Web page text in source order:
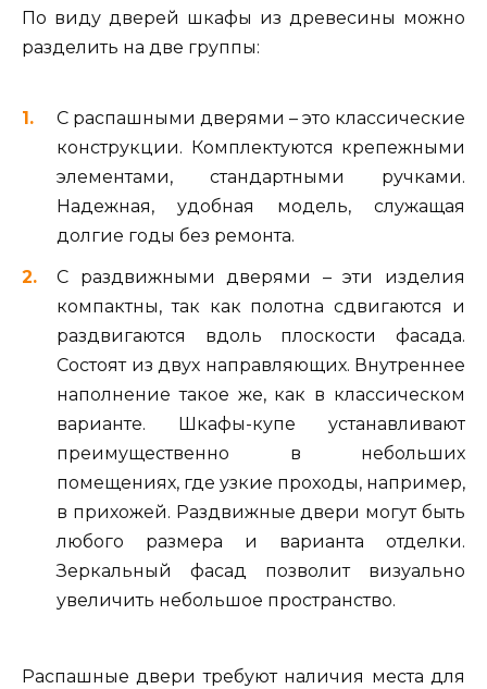
По виду дверей шкафы из древесины можно
разделить на две группы:
С распашными дверями – это классические
конструкции. Комплектуются крепежными
элементами, стандартными ручками.
Надежная, удобная модель, служащая
долгие годы без ремонта.
С раздвижными дверями – эти изделия
компактны, так как полотна сдвигаются и
раздвигаются вдоль плоскости фасада.
Состоят из двух направляющих. Внутреннее
наполнение такое же, как в классическом
варианте. Шкафы-купе устанавливают
преимущественно в небольших
помещениях, где узкие проходы, например,
в прихожей. Раздвижные двери могут быть
любого размера и варианта отделки.
Зеркальный фасад позволит визуально
увеличить небольшое пространство.
Распашные двери требуют наличия места для